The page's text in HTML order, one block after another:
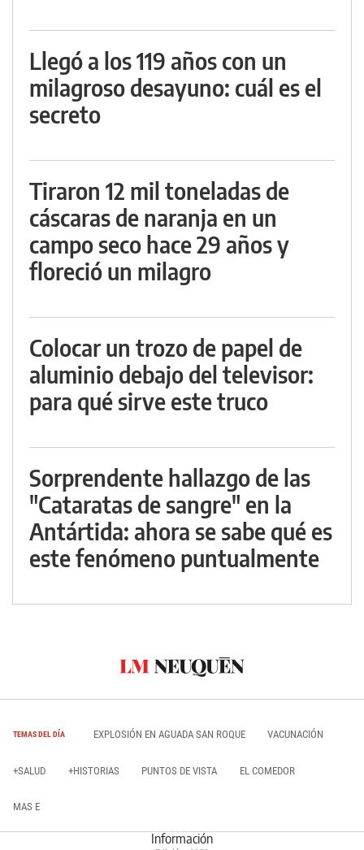
Llegó a los 119 años con un
milagroso desayuno: cuál es el
secreto
Tiraron 12 mil toneladas de
cáscaras de naranja en un
campo seco hace 29 años y
floreció un milagro
Colocar un trozo de papel de
aluminio debajo del televisor:
para qué sirve este truco
Sorprendente hallazgo de las
"Cataratas de sangre" en la
Antártida: ahora se sabe qué es
este fenómeno puntualmente
TEMAS DEL DÍA EXPLOSIÓN EN AGUADA SAN ROQUE VACUNACIÓN
+SALUD +HISTORIAS PUNTOS DE VISTA EL COMEDOR
MAS E
Información